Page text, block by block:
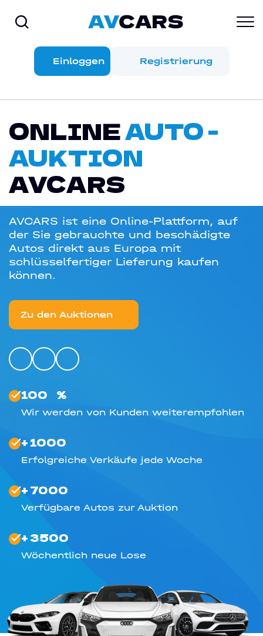
Einloggen Registrierung
ONLINEAUTO -
AUKTION
AVCARS
AVCARS ist eine Online-Plattform, auf
der Sie gebrauchte und beschädigte
Autos direkt aus Europa mit
schlüsselfertiger Lieferung kaufen
können.
Zu den Auktionen
100 %
Wir werden von Kunden weiterempfohlen
1000
+
Erfolgreiche Verkäufe jede Woche
7000
+
Verfügbare Autos zur Auktion
3500
+
Wöchentlich neue Lose